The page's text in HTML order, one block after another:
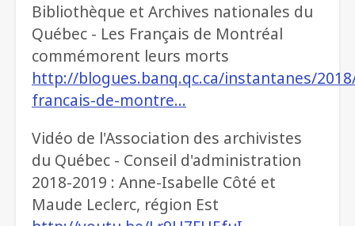
Bibliothèque et Archives nationales du
Québec - Les Français de Montréal
commémorent leurs morts
http://blogues.banq.qc.ca/instantanes/
francais-de-montre…
Vidéo de l'Association des archivistes
du Québec - Conseil d'administration
2018-2019 : Anne-Isabelle Côté et
Maude Leclerc, région Est